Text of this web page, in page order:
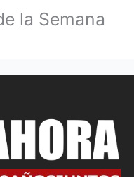
la Semana